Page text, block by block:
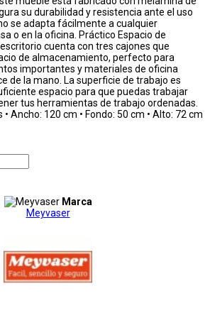
su durabilidad y resistencia ante el uso
se adapta fácilmente a cualquier
o en la oficina. Práctico Espacio de
cuenta con tres cajones que
de almacenamiento, perfecto para
importantes y materiales de oficina
de la mano. La superficie de trabajo es
espacio para que puedas trabajar
tus herramientas de trabajo ordenadas.
Ancho: 120 cm • Fondo: 50 cm • Alto: 72 cm
Marca
Meyvaser